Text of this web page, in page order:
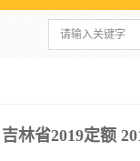
林省2019定额